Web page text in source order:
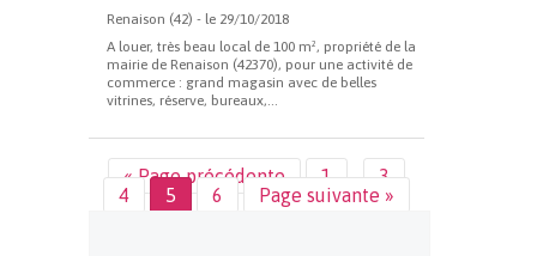
Renaison (42) - le 29/10/2018
A louer, très beau local de 100 m², propriété de la
mairie de Renaison (42370), pour une activité de
commerce : grand magasin avec de belles
vitrines, réserve, bureaux,...
« Page précédente 1 …
3
4
5 6 Page suivante »